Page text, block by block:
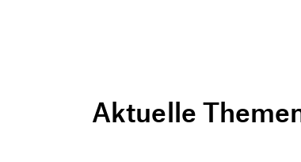
Aktuelle